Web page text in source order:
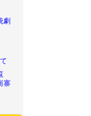
劇
寨